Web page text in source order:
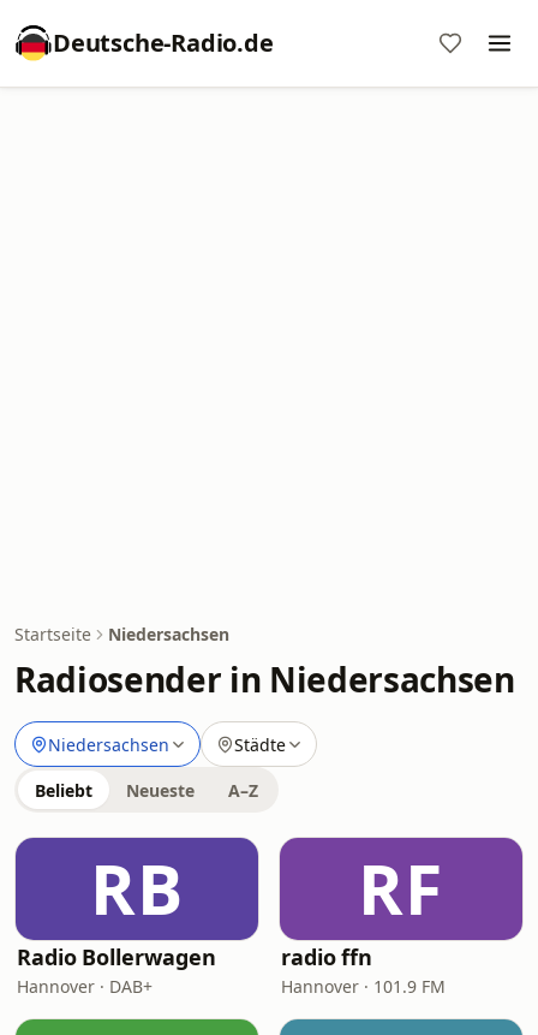
Deutsche-Radio.de
Startseite Niedersachsen
Radiosender in Niedersachsen
Niedersachsen Städte
Beliebt Neueste A–Z
RB
Radio Bollerwagen
Hannover · DAB+
RF
radio ffn
Hannover · 101.9 FM